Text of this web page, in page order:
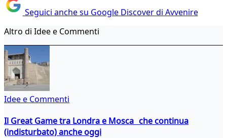
Seguici anche su Google Discover di Avvenire
Altro di Idee e Commenti
Idee e Commenti
Il Great Game tra Londra e Mosca che continua
(indisturbato) anche oggi